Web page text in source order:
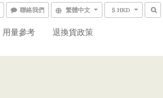
聯絡我們 繁體中文 $ HKD
用量參考 退換貨政策